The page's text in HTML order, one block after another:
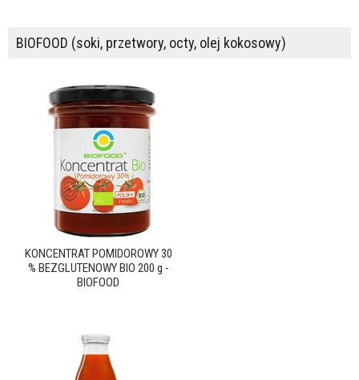
BIOFOOD (soki, przetwory, octy, olej kokosowy)
KONCENTRAT POMIDOROWY 30
% BEZGLUTENOWY BIO 200 g -
BIOFOOD